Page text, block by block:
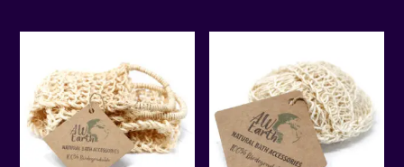
34,95 €.29,90 €.